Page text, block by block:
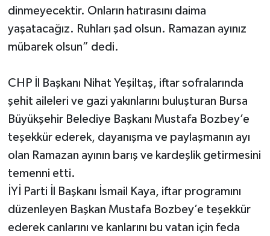
dinmeyecektir. Onların hatırasını daima
yaşatacağız. Ruhları şad olsun. Ramazan ayınız
mübarek olsun” dedi.
CHP İl Başkanı Nihat Yeşiltaş, iftar sofralarında
şehit aileleri ve gazi yakınlarını buluşturan Bursa
Büyükşehir Belediye Başkanı Mustafa Bozbey’e
teşekkür ederek, dayanışma ve paylaşmanın ayı
olan Ramazan ayının barış ve kardeşlik getirmesini
temenni etti.
İYİ Parti İl Başkanı İsmail Kaya, iftar programını
düzenleyen Başkan Mustafa Bozbey’e teşekkür
ederek canlarını ve kanlarını bu vatan için feda